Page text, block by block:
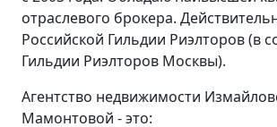
отраслевого брокера.
Российской Гильдии Риэлторов (в
Гильдии Риэлторов Москвы).
Агентство недвижимости
Мамонтовой - это: